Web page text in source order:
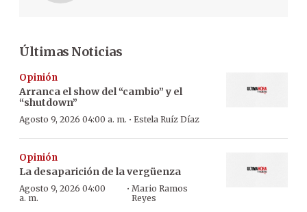
Últimas Noticias
Opinión
Arranca el show del “cambio” y el
“shutdown”
Agosto 9, 2026 04:00 a. m. · Estela Ruíz Díaz
Opinión
La desaparición de la vergüenza
Agosto 9, 2026 04:00
a. m.
· Mario Ramos
Reyes